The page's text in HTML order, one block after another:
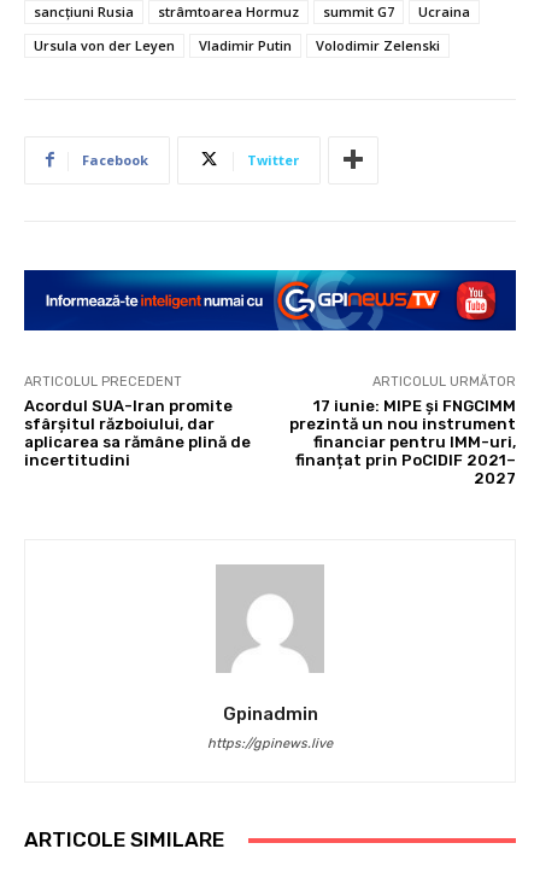
sancțiuni Rusia
strâmtoarea Hormuz summit G7
Ucraina
Ursula von der Leyen
Vladimir Putin Volodimir Zelenski
Facebook Twitter
ARTICOLUL PRECEDENT
Acordul SUA-Iran promite
sfârșitul războiului, dar
aplicarea sa rămâne plină de
incertitudini
ARTICOLUL URMĂTOR
17 iunie: MIPE și FNGCIMM
prezintă un nou instrument
financiar pentru IMM-uri,
finanțat prin PoCIDIF 2021–
2027
Gpinadmin
https://gpinews.live
ARTICOLE SIMILARE